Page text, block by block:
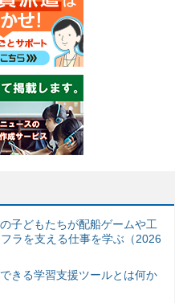
子どもたちが配船ゲームや工
ラを支える仕事を学ぶ（2026
きる学習支援ツールとは何か